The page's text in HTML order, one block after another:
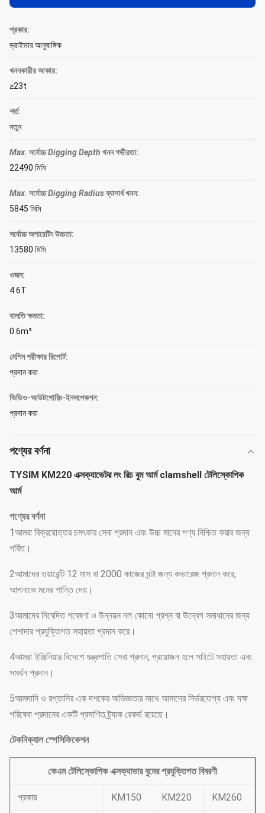
প্রকার:
ড্রাইভার আনুষাঙ্গিক
খননকারীর আকার:
≥23t
শর্ত:
নতুন
Max. সর্বোচ্চDigging Depth খনন গভীরতা:
22490 মিমি
Max. সর্বোচ্চDigging Radiusব্যাসার্ধ খনন:
5845 মিমি
সর্বোচ্চ অপারেটিং উচ্চতা:
13580 মিমি
ওজন:
4.6T
বালতি ক্ষমতা:
0.6m³
মেশিন পরীক্ষার রিপোর্ট:
প্রদান করা
ভিডিও-আউটগোয়িং-ইনসপেকশন:
প্রদান করা
পণ্যের বর্ণনা
TYSIM KM220 এক্সক্যাভেটর লং রিচ বুম আর্ম clamshell টেলিস্কোপিক
আর্ম
পণ্যের বর্ণনা
1আমরা বিক্রয়োত্তর চমৎকার সেবা প্রদান এবং উচ্চ মানের পণ্য নিশ্চিত করার জন্য
গর্বিত।
2আমাদের ওয়ারেন্টি 12 মাস বা 2000 কাজের ঘন্টা জন্য কভারেজ প্রদান করে,
আপনাকে মনের শান্তি দেয়।
3আমাদের নিবেদিত গবেষণা ও উন্নয়ন দল কোনো প্রশ্ন বা উদ্বেগ সমাধানের জন্য
পেশাদার প্রযুক্তিগত সহায়তা প্রদান করে।
4আমরা ইঞ্জিনিয়ার বিদেশে যন্ত্রপাতি সেবা প্রদান, প্রয়োজন হলে সাইটে সহায়তা এবং
সমর্থন প্রদান।
5আমদানি ও রপ্তানির এক দশকের অভিজ্ঞতার সাথে আমাদের নির্ভরযোগ্য এবং দক্ষ
পরিষেবা প্রদানের একটি প্রমাণিত ট্র্যাক রেকর্ড রয়েছে।
টেকনিক্যাল স্পেসিফিকেশন
কেএম টেলিস্কোপিক এক্সক্যাভার বুমের প্রযুক্তিগত বিবরণী
প্রকার KM150 KM220 KM260